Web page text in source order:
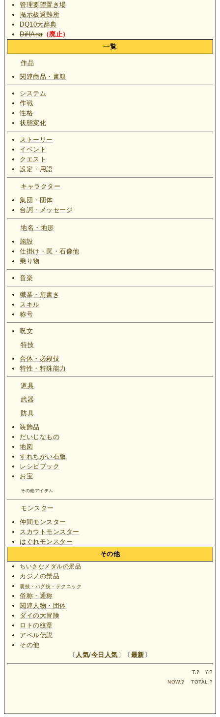
管理要望置き場
掲示板避難所
DQ10大辞典
DiffAna（廃止）
一覧
作品
関連商品・書籍
システム
作戦
性格
状態変化
ストーリー
イベント
クエスト
設定・用語
キャラクター
集団・団体
台詞・メッセージ
地名・地形
施設
仕掛け・罠・石像他
乗り物
音楽
職業・肩書き
スキル
称号
呪文
特技
合体・必殺技
特性・特殊能力
道具
武器
防具
装飾品
だいじなもの
地図
すれちがい石版
レシピブック
お宝
その他アイテム
モンスター
仲間モンスター
スカウトモンスター
はぐれモンスター
その他
ちいさなメダルの景品
カジノの景品
裏技・バグ技・テクニック
俗称・通称
関連人物・団体
ダイの大冒険
ロトの紋章
アベル伝説
その他
〔 人気/今日人気 〕〔 最新 〕
T.? Y.?
NOW.? TOTAL.?